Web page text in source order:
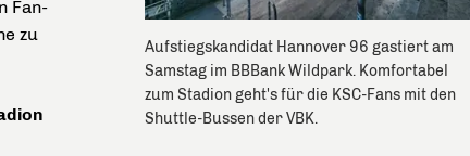
Aufstiegskandidat Hannover 96 gastiert am
Samstag im BBBank Wildpark. Komfortabel
zum Stadion geht's für die KSC-Fans mit den
Shuttle-Bussen der VBK.
Fan-
zu